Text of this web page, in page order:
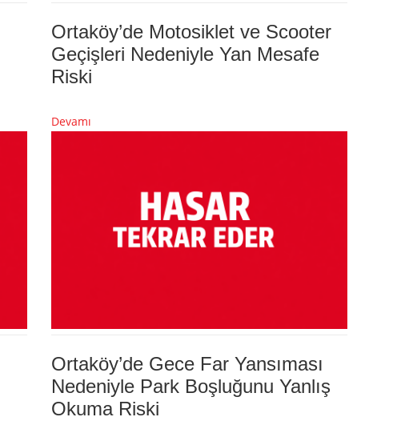
Ortaköy’de Motosiklet ve Scooter
Geçişleri Nedeniyle Yan Mesafe
Riski
Devamı
Ortaköy’de Gece Far Yansıması
Nedeniyle Park Boşluğunu Yanlış
Okuma Riski